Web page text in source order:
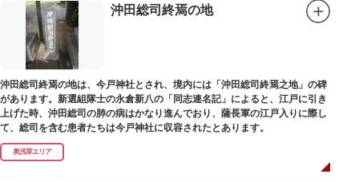
沖田総司終焉の地
沖田総司終焉の地は、今戸神社とされ、境内には「沖田総司終焉之地」の碑
があります。新選組隊士の永倉新八の「同志連名記」によると、江戸に引き
上げた時、沖田総司の肺の病はかなり進んでおり、薩長軍の江戸入りに際し
て、総司を含む患者たちは今戸神社に収容されたとあります。
奥浅草エリア